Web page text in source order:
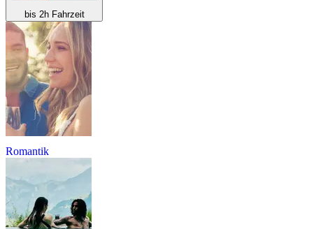
bis 2h Fahrzeit
Romantik